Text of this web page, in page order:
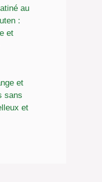
au
:
et
et
sans
et